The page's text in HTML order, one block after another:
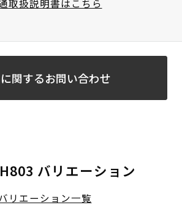
取扱説明書はこちら
関するお問い合わせ
バリエーション
リエーション一覧